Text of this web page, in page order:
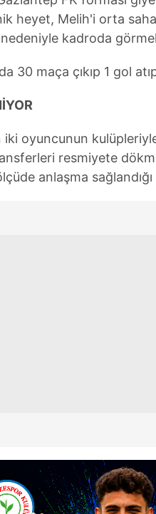
heyet, Melih'i orta
nedeniyle kadroda
30 maça çıkıp 1 gol
oyuncunun
resmiyete
anlaşma